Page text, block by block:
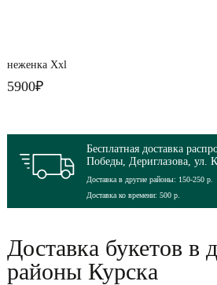
неженка Xxl
5900₽
Бесплатная доставка
Победы, Дериглазова, ул.
Доставка в другие районы: 150-250 р.
Доставка ко времени: 500 р.
Доставка букетов в
районы Курска